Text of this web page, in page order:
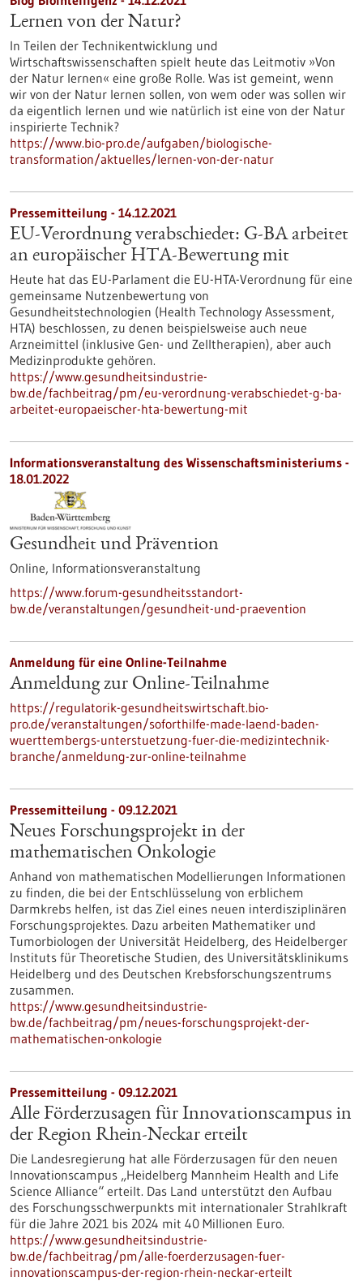
Lernen von der Natur?
In Teilen der Technikentwicklung und
Wirtschaftswissenschaften spielt heute das Leitmotiv »Von
der Natur lernen« eine große Rolle. Was ist gemeint, wenn
wir von der Natur lernen sollen, von wem oder was sollen wir
da eigentlich lernen und wie natürlich ist eine von der Natur
inspirierte Technik?
https://www.bio-pro.de/aufgaben/biologische-
transformation/aktuelles/lernen-von-der-natur
Pressemitteilung - 14.12.2021
EU-Verordnung verabschiedet: G-BA arbeitet
an europäischer HTA-Bewertung mit
Heute hat das EU-Parlament die EU-HTA-Verordnung für eine
gemeinsame Nutzenbewertung von
Gesundheitstechnologien (Health Technology Assessment,
HTA) beschlossen, zu denen beispielsweise auch neue
Arzneimittel (inklusive Gen- und Zelltherapien), aber auch
Medizinprodukte gehören.
https://www.gesundheitsindustrie-
bw.de/fachbeitrag/pm/eu-verordnung-verabschiedet-g-ba-
arbeitet-europaeischer-hta-bewertung-mit
Informationsveranstaltung des Wissenschaftsministeriums -
18.01.2022
Gesundheit und Prävention
Online, Informationsveranstaltung
https://www.forum-gesundheitsstandort-
bw.de/veranstaltungen/gesundheit-und-praevention
Anmeldung für eine Online-Teilnahme
Anmeldung zur Online-Teilnahme
https://regulatorik-gesundheitswirtschaft.bio-
pro.de/veranstaltungen/soforthilfe-made-laend-baden-
wuerttembergs-unterstuetzung-fuer-die-medizintechnik-
branche/anmeldung-zur-online-teilnahme
Pressemitteilung - 09.12.2021
Neues Forschungsprojekt in der
mathematischen Onkologie
Anhand von mathematischen Modellierungen Informationen
zu finden, die bei der Entschlüsselung von erblichem
Darmkrebs helfen, ist das Ziel eines neuen interdisziplinären
Forschungsprojektes. Dazu arbeiten Mathematiker und
Tumorbiologen der Universität Heidelberg, des Heidelberger
Instituts für Theoretische Studien, des Universitätsklinikums
Heidelberg und des Deutschen Krebsforschungszentrums
zusammen.
https://www.gesundheitsindustrie-
bw.de/fachbeitrag/pm/neues-forschungsprojekt-der-
mathematischen-onkologie
Pressemitteilung - 09.12.2021
Alle Förderzusagen für Innovationscampus in
der Region Rhein-Neckar erteilt
Die Landesregierung hat alle Förderzusagen für den neuen
Innovationscampus „Heidelberg Mannheim Health and Life
Science Alliance“ erteilt. Das Land unterstützt den Aufbau
des Forschungsschwerpunkts mit internationaler Strahlkraft
für die Jahre 2021 bis 2024 mit 40 Millionen Euro.
https://www.gesundheitsindustrie-
bw.de/fachbeitrag/pm/alle-foerderzusagen-fuer-
innovationscampus-der-region-rhein-neckar-erteilt